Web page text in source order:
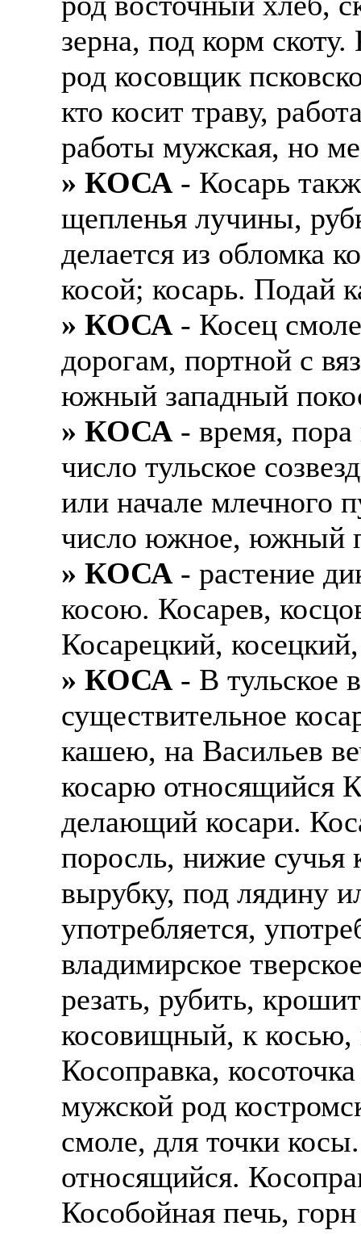
зерна, под корм
род косовщик
кто косит траву,
работы мужская, но
» КОСА- Косарь
щепленья лучины,
делается из обломка
косой; косарь. Подай
» КОСА- Косец
дорогам, портной с
южный западный
» КОСА- время, пора
число тульское
или начале млечного
число южное, южный
» КОСА- растение
косою. Косарев,
Косарецкий,
» КОСА- В тульское
существительное
кашею, на Васильев
косарю относящийся
делающий косари.
поросль, нижие сучья
вырубку, под лядину
употребляется,
владимирское
резать, рубить,
косовищный, к косью,
Косоправка,
мужской род
смоле, для точки
относящийся.
Кособойная печь,